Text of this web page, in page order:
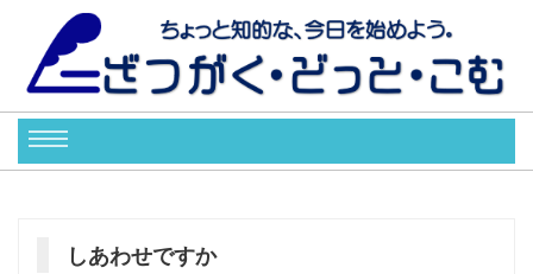
しあわせですか